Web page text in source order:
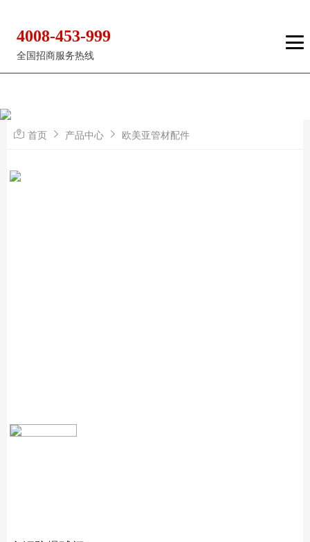
4008-453-999
全国招商服务热线
首页 产品中心 欧美亚管材配件